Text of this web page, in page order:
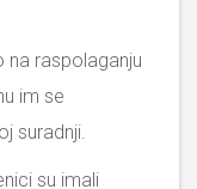
na raspolaganju
im se
suradnji.
su imali